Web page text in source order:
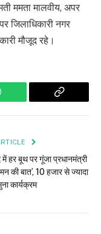
ममता मालवीय, अपर
जिलाधिकारी नगर
मौजूद रहे।
Copy
में हर बूथ पर गूंजा प्रधानमंत्री
की बात’, 10 हजार से ज्यादा
कार्यक्रम